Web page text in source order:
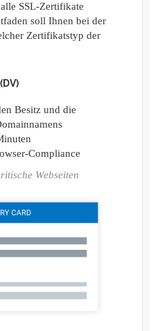
SSL-Zertifikate
soll Ihnen bei der
Zertifikatstyp der
Besitz und die
Compliance
Webseiten